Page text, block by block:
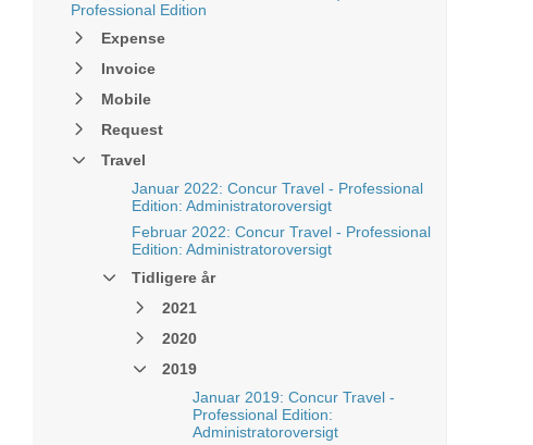
Professional Edition
Expense
Invoice
Mobile
Request
Travel
Januar 2022: Concur Travel - Professional
Edition: Administratoroversigt
Februar 2022: Concur Travel - Professional
Edition: Administratoroversigt
Tidligere år
2021
2020
2019
Januar 2019: Concur Travel -
Professional Edition:
Administratoroversigt